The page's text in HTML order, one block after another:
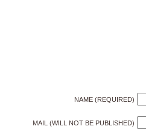
NAME (REQUIRED)
MAIL (WILL NOT BE PUBLISHED)